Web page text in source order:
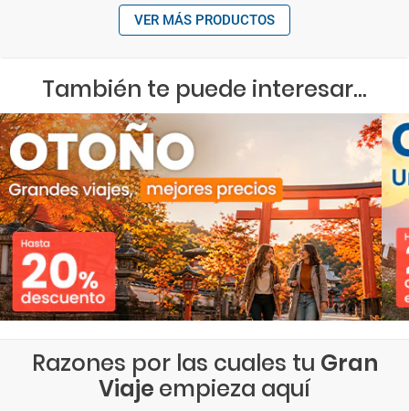
VER MÁS PRODUCTOS
También te puede interesar...
Razones por las cuales tu Gran
Viaje empieza aquí